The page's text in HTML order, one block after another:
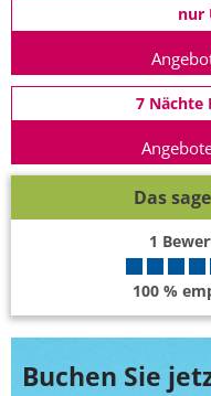
nur
7 Nächte
Das
1
100 %